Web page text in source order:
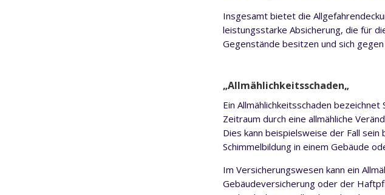
Insgesamt bietet die
leistungsstarke Absicherung, die für
Gegenstände besitzen und sich
„Allmählichkeitsschaden„
Ein Allmählichkeitsschaden
Zeitraum durch eine allmähliche
Dies kann beispielsweise der Fall
Schimmelbildung in einem Gebäude
Im Versicherungswesen kann ein
Gebäudeversicherung oder der